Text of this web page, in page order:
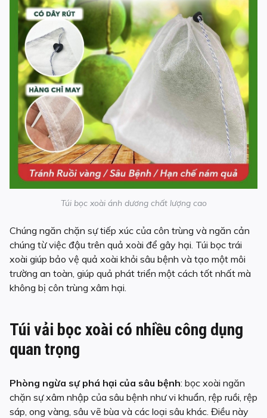
Túi bọc xoài ánh dương chất lượng cao
Chúng ngăn chặn sự tiếp xúc của côn trùng và ngăn cản
chúng từ việc đậu trên quả xoài để gây hại. Túi bọc trái
xoài giúp bảo vệ quả xoài khỏi sâu bệnh và tạo một môi
trường an toàn, giúp quả phát triển một cách tốt nhất mà
không bị côn trùng xâm hại.
Túi vải bọc xoài có nhiều công dụng
quan trọng
Phòng ngừa sự phá hại của sâu bệnh: bọc xoài ngăn
chặn sự xâm nhập của sâu bệnh như vi khuẩn, rệp ruồi, rệp
sáp, ong vàng, sâu vẽ bùa và các loại sâu khác. Điều này